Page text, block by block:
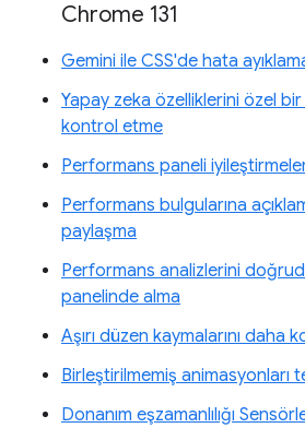
Chrome 131
Gemini ile CSS'de hata
Yapay zeka özelliklerini özel
kontrol etme
Performans paneli
Performans bulgularına
paylaşma
Performans analizlerini
panelinde alma
Aşırı düzen kaymalarını daha
Birleştirilmemiş animasyonları
Donanım eşzamanlılığı